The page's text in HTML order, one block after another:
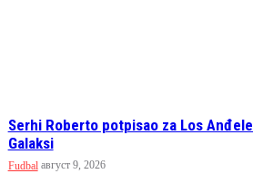
Serhi Roberto potpisao za Los
Galaksi
Fudbal август 9, 2026